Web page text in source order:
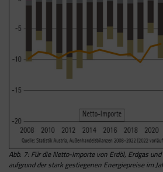
Abb. 7: Für die Netto-Importe von Erdöl, Erdgas
aufgrund der stark gestiegenen Energiepreise im